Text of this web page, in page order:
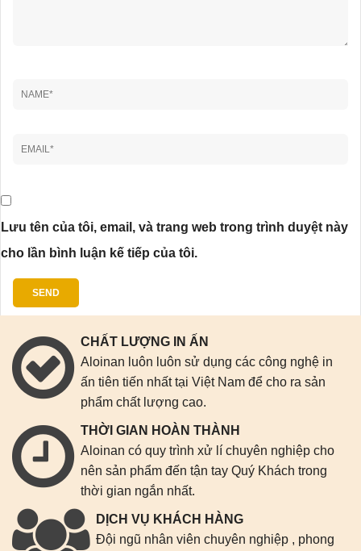
Lưu tên của tôi, email, và trang web trong trình duyệt này
cho lần bình luận kế tiếp của tôi.
CHẤT LƯỢNG IN ẤN
Aloinan luôn luôn sử dụng các công nghệ in
ấn tiên tiến nhất tại Việt Nam để cho ra sản
phẩm chất lượng cao.
THỜI GIAN HOÀN THÀNH
Aloinan có quy trình xử lí chuyên nghiệp cho
nên sản phẩm đến tận tay Quý Khách trong
thời gian ngắn nhất.
DỊCH VỤ KHÁCH HÀNG
Đội ngũ nhân viên chuyên nghiệp , phong